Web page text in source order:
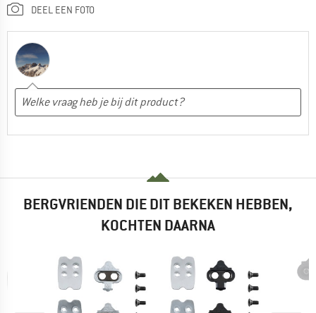
DEEL EEN FOTO
BERGVRIENDEN DIE DIT BEKEKEN HEBBEN,
KOCHTEN DAARNA